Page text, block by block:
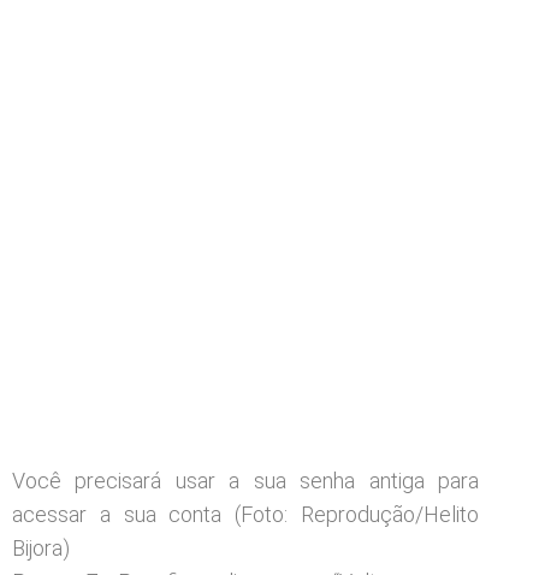
Você precisará usar a sua senha antiga para
acessar a sua conta (Foto: Reprodução/Helito
Bijora)